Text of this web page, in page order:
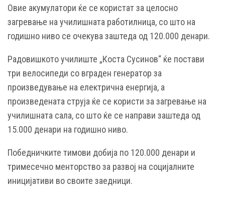
Овие акумулатори ќе се користат за целосно
загревање на училишната работилница, со што на
годишно ниво се очекува заштеда од 120.000 денари.
Радовишкото училиште „Коста Сусинов“ ќе постави
три велосипеди со вграден генератор за
произведување на електрична енергија, а
произведената струја ќе се користи за загревање на
училишната сала, со што ќе се направи заштеда од
15.000 денари на годишно ниво.
Победничките тимови добија по 120.000 денари и
тримесечно менторство за развој на социјалните
иницијативи во своите заедници.